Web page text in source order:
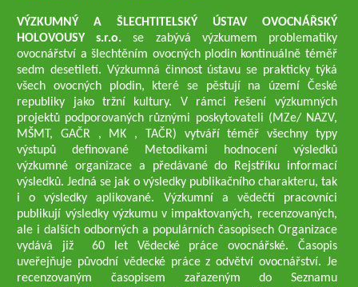
VÝZKUMNÝ A ŠLECHTITELSKÝ ÚSTAV OVOCNÁŘSKÝ
HOLOVOUSY s.r.o.se zabývá výzkumem problematiky
ovocnářství a šlechtěním ovocných plodin kontinuálně téměř
sedm desetiletí. Výzkumná činnost ústavu se prakticky týká
všech ovocných plodin, které se pěstují na území České
republiky jako tržní kultury. V rámci řešení výzkumných
projektů podporovaných různými poskytovateli (MZe/ NAZV,
MŠMT, GAČR , MK , TAČR) vytváří téměř všechny typy
výstupů definované Metodikami hodnocení výsledků
výzkumné organizace a předávané do Rejstříku informací
výsledků. Jedná se jak o výsledky publikačního charakteru, tak
i o výsledky aplikované. Výzkumní a vědečtí pracovníci
publikují výsledky výzkumu v impaktovaných, recenzovaných,
ale i dalších odborných a populárních časopisech Organizace
vydává již 60 let Vědecké práce ovocnářské. Časopis
uveřejňuje původní vědecké práce z odvětví ovocnářství. Je
recenzovaným časopisem zařazeným do Seznamu